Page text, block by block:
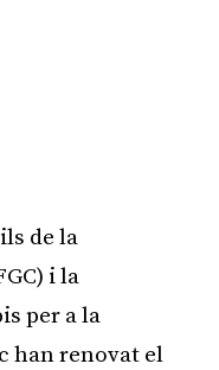
de la
i la
per a la
han renovat el